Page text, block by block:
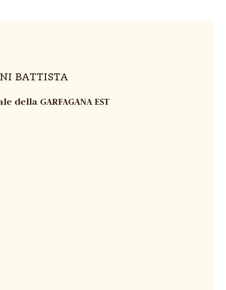
BATTISTA
GARFAGANA EST